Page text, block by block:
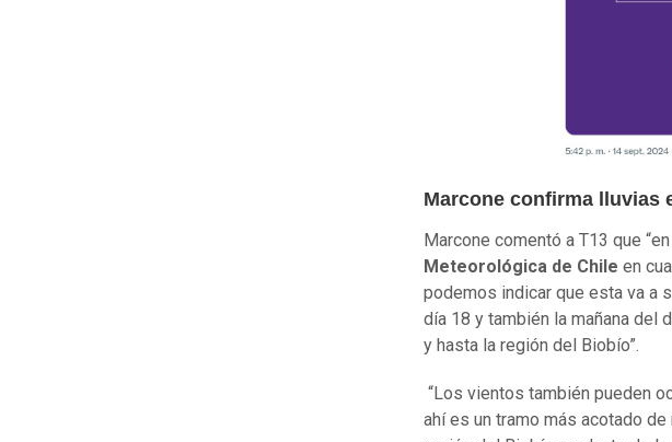
Marcone confirma lluvias
Marcone comentó a T13 que
Meteorológica de Chile en
podemos indicar que esta va a
día 18 y también la mañana del
y hasta la región del Biobío”.
“Los vientos también pueden
ahí es un tramo más acotado